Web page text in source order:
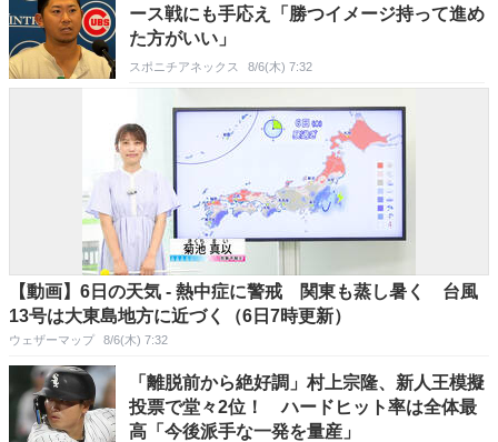
ース戦にも手応え「勝つイメージ持って進め
た方がいい」
スポニチアネックス 8/6(木) 7:32
【動画】6日の天気 - 熱中症に警戒 関東も蒸し暑く 台風
13号は大東島地方に近づく（6日7時更新）
ウェザーマップ 8/6(木) 7:32
「離脱前から絶好調」村上宗隆、新人王模擬
投票で堂々2位！ ハードヒット率は全体最
高「今後派手な一発を量産」